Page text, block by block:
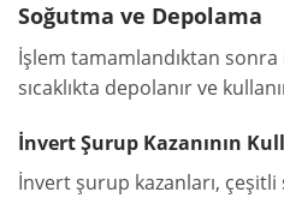
Soğutma ve Depolama
İşlem tamamlandıktan
sıcaklıkta depolanır ve
İnvert Şurup Kazanının
İnvert şurup kazanları,